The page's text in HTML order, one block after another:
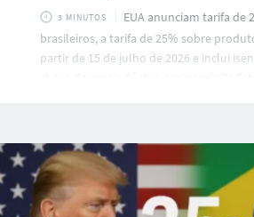
3 MINUTOS
EUA anunciam tarifa de
brasileiros, a tarifa de 25% sobre
partir de 15 de julho de 2026 e inclui
chave da agroindústria e minerais Os
americano. A decisão foi publicada após
conduzidas pelo Escritório do
dos Estados Unidos, e entrou em vigor